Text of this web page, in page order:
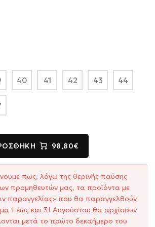
40 41 42 43 44
98,80€
πως, λόγω της θερινής παύσης
προμηθευτών μας, τα προϊόντα με
παραγγελίας» που θα παραγγελθούν
1 έως και 31 Αυγούστου θα αρχίσουν
μετά το πρώτο δεκαήμερο του